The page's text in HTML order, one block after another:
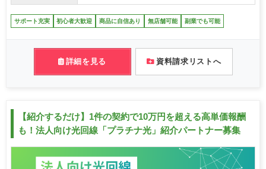
サポート充実 初心者大歓迎 商品に自信あり 無店舗可能 副業でも可能
詳細を見る 資料請求リストへ
【紹介するだけ】1件の契約で10万円を超える高単価報酬
も！法人向け光回線「プラチナ光」紹介パートナー募集